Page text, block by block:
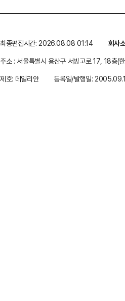
최종편집시간: 2026.08.08 01:14 회사
주소 : 서울특별시 용산구 서빙고로 17, 18층(
제호: 데일리안
등록일/발행일: